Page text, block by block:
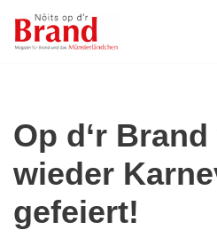
Zum
Op d‘r
wieder
gefeiert!